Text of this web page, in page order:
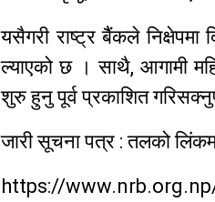
यसैगरी राष्ट्र बैैंकले निक्षेपमा
ल्याएको छ । साथै, आगामी
शुरु हुनु पूर्व प्रकाशित
जारी सूचना पत्र : तलको
https://